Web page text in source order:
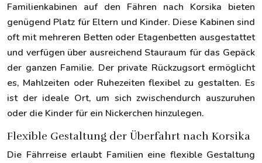
Familienkabinen auf den Fähren nach Korsika bieten
genügend Platz für Eltern und Kinder. Diese Kabinen sind
oft mit mehreren Betten oder Etagenbetten ausgestattet
und verfügen über ausreichend Stauraum für das Gepäck
der ganzen Familie. Der private Rückzugsort ermöglicht
es, Mahlzeiten oder Ruhezeiten flexibel zu gestalten. Es
ist der ideale Ort, um sich zwischendurch auszuruhen
oder die Kinder für ein Nickerchen hinzulegen.
Flexible Gestaltung der Überfahrt nach Korsika
Die Fährreise erlaubt Familien eine flexible Gestaltung